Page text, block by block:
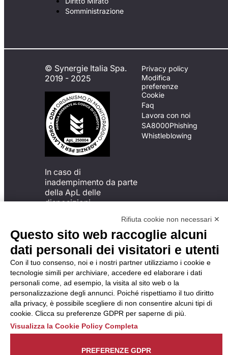
Somministrazione
© Synergie Italia Spa.
2019 - 2025
In caso di
inadempimento da parte
della ApL delle
disposizioni
possibile presentare un
reclamo
all’Organismo di
Monitoraggio utilizzando
una delle modalità
descritte al seguente
indirizzo web
https://odm-
agenzielavoro.it/reclami/.
Privacy policy
Modifica
preferenze
Cookie
Faq
Lavora con noi
SA8000Phishing
Whistleblowing
Rifiuta cookie non necessari ✕
Questo sito web raccoglie alcuni
dati personali dei visitatori e utenti
Con il tuo consenso, noi e i nostri partner utilizziamo i cookie e
tecnologie simili per archiviare, accedere ed elaborare i dati
personali come, ad esempio, la visita al sito web o la
personalizzazione degli annunci. Poiché rispettiamo il tuo diritto
alla privacy, è possibile scegliere di non consentire alcuni tipi di
cookie. Clicca su preferenze GDPR per saperne di più.
Visualizza la Cookie Policy Completa
PREFERENZE GDPR